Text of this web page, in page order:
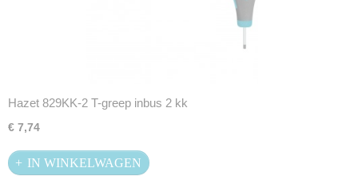
Hazet 829KK-2 T-greep inbus 2 kk
€ 7,74
IN WINKELWAGEN